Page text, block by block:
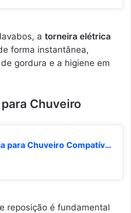
a torneira elétrica
forma instantânea,
gordura e a higiene em
Chuveiro
Resistência para Chuveiro Compatível Ducha Hydra Fit Eletrônica 6800w 220v, 32A
reposição é fundamental